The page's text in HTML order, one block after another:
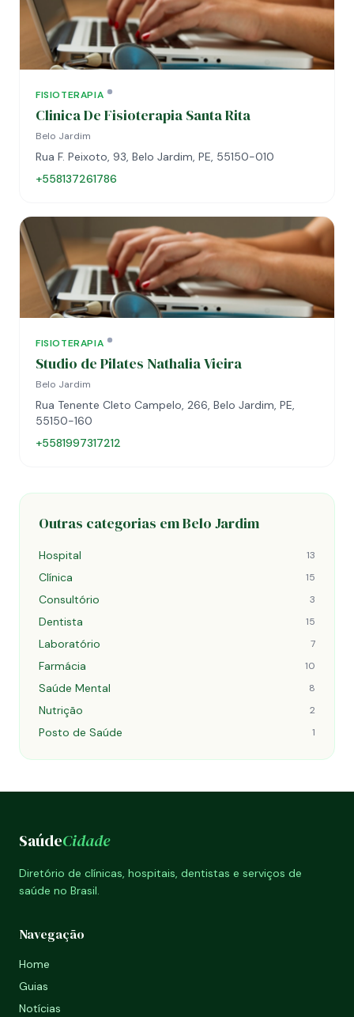
FISIOTERAPIA
Clinica De Fisioterapia Santa Rita
Belo Jardim
Rua F. Peixoto, 93, Belo Jardim, PE, 55150-010
+558137261786
FISIOTERAPIA
Studio de Pilates Nathalia Vieira
Belo Jardim
Rua Tenente Cleto Campelo, 266, Belo Jardim, PE,
55150-160
+5581997317212
Outras categorias em Belo Jardim
Hospital 13
Clínica 15
Consultório 3
Dentista 15
Laboratório 7
Farmácia 10
Saúde Mental 8
Nutrição 2
Posto de Saúde 1
SaúdeCidade
Diretório de clínicas, hospitais, dentistas e serviços de
saúde no Brasil.
Navegação
Home
Guias
Notícias